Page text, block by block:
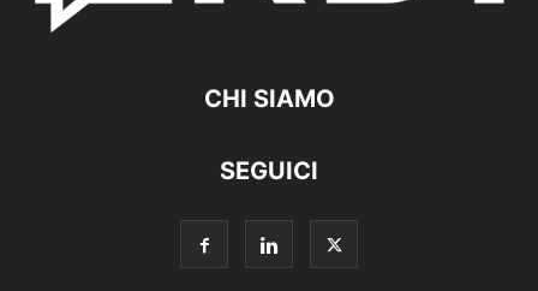
CHI SIAMO
SEGUICI